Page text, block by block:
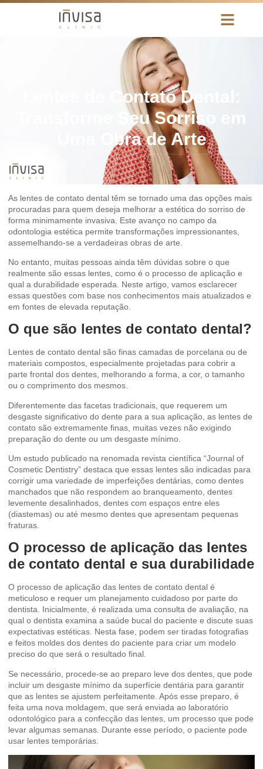
Lentes de Contato Dental:
Transforme Seu Sorriso em
Uma Obra de Arte
As lentes de contato dental têm se tornado uma das opções mais
procuradas para quem deseja melhorar a estética do sorriso de
forma minimamente invasiva. Este avanço no campo da
odontologia estética permite transformações impressionantes,
assemelhando-se a verdadeiras obras de arte.
No entanto, muitas pessoas ainda têm dúvidas sobre o que
realmente são essas lentes, como é o processo de aplicação e
qual a durabilidade esperada. Neste artigo, vamos esclarecer
essas questões com base nos conhecimentos mais atualizados e
em fontes de elevada reputação.
O que são lentes de contato dental?
Lentes de contato dental são finas camadas de porcelana ou de
materiais compostos, especialmente projetadas para cobrir a
parte frontal dos dentes, melhorando a forma, a cor, o tamanho
ou o comprimento dos mesmos.
Diferentemente das facetas tradicionais, que requerem um
desgaste significativo do dente para a sua aplicação, as lentes de
contato são extremamente finas, muitas vezes não exigindo
preparação do dente ou um desgaste mínimo.
Um estudo publicado na renomada revista científica “Journal of
Cosmetic Dentistry” destaca que essas lentes são indicadas para
corrigir uma variedade de imperfeições dentárias, como dentes
manchados que não respondem ao branqueamento, dentes
levemente desalinhados, dentes com espaços entre eles
(diastemas) ou até mesmo dentes que apresentam pequenas
fraturas.
O processo de aplicação das lentes
de contato dental e sua durabilidade
O processo de aplicação das lentes de contato dental é
meticuloso e requer um planejamento cuidadoso por parte do
dentista. Inicialmente, é realizada uma consulta de avaliação, na
qual o dentista examina a saúde bucal do paciente e discute suas
expectativas estéticas. Nesta fase, podem ser tiradas fotografias
e feitos moldes dos dentes do paciente para criar um modelo
preciso do que será o resultado final.
Se necessário, procede-se ao preparo leve dos dentes, que pode
incluir um desgaste mínimo da superfície dentária para garantir
que as lentes se ajustem perfeitamente. Após esse preparo, é
feita uma nova moldagem, que será enviada ao laboratório
odontológico para a confecção das lentes, um processo que pode
levar algumas semanas. Durante esse período, o paciente pode
usar lentes temporárias.